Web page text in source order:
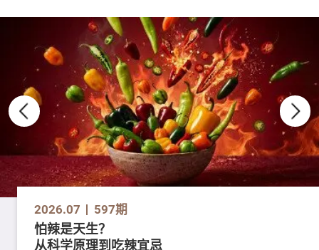
2026.07 597期
怕辣是天生？
从科学原理到吃辣宜忌